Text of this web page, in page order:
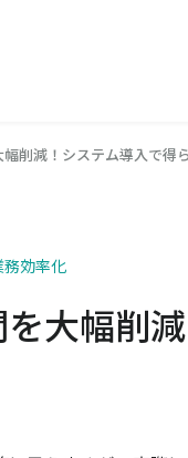
削減！システム導入で得
務効率化
大幅削